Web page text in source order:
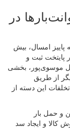
وانت‌بارها در
امسال، بیش
ثبت و
موسوی‌پور، بخشی
از طریق
این دسته از
حمل بار
و ایجاد سد